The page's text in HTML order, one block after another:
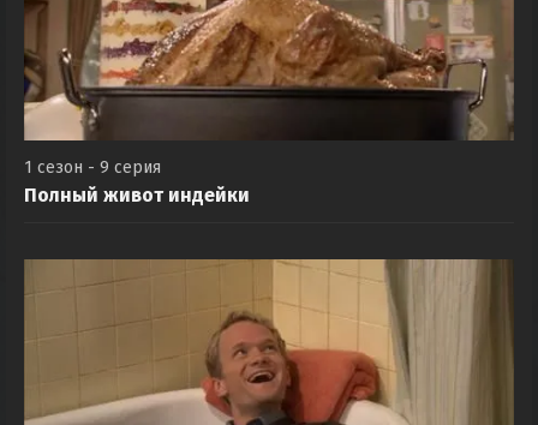
1 сезон - 9 серия
Полный живот индейки